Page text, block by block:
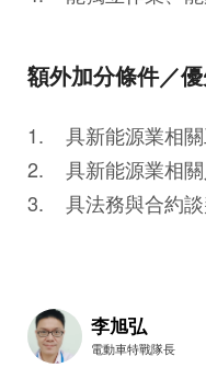
額外加分條件／
1. 具新能源業相關
2. 具新能源業相關
3. 具法務與合約談
李旭弘
電動車特戰隊長